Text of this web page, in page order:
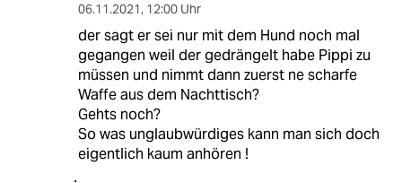
06.11.2021, 12:00 Uhr
der sagt er sei nur mit dem Hund noch mal
gegangen weil der gedrängelt habe Pippi zu
müssen und nimmt dann zuerst ne scharfe
Waffe aus dem Nachttisch?
Gehts noch?
So was unglaubwürdiges kann man sich doch
eigentlich kaum anhören !